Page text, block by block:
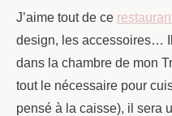
J’aime tout de ce
design, les accessoires…
dans la chambre de mon
tout le nécessaire pour
pensé à la caisse), il sera